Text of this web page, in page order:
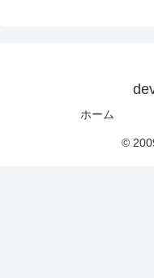
ホーム
©